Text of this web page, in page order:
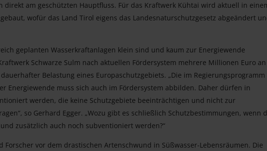
direkt am geschützten Hauptfluss. Für das Kraftwerk Kühtai wird aktuell in
wofür das Land Tirol eigens das Landesnaturschutzgesetz abgeändert
geplanten Wasserkraftanlagen klein sind und kaum zur Energiewende
Schwarze Sulm nach aktuellen Fördersystem mehrere Millionen Euro an
Belastung eines Europaschutzgebiets. „Die im Regierungsprogramm
Energiewende muss sich auch im Fördersystem abbilden. Daher dürfen in
werden, die keine Schutzgebiete beeinträchtigen und nicht zur
so Gerhard Egger. „Wozu gibt es schließlich Schutzbestimmungen, wenn
zusätzlich auch noch subventioniert werden?“
Forscher vor dem drastischen Artenschwund in Süßwasser-Lebensräumen. Die